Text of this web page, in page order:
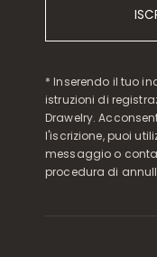
* Inserendo il tuo
istruzioni di
Drawelry.
l'iscrizione, puoi
messaggio o
procedura di